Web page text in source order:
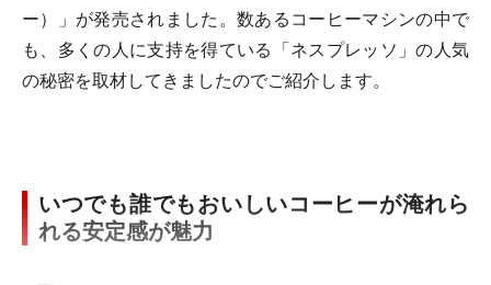
ー）」が発売されました。数あるコーヒーマシンの中で
も、多くの人に支持を得ている「ネスプレッソ」の人気
の秘密を取材してきましたのでご紹介します。
いつでも誰でもおいしいコーヒーが淹れら
れる安定感が魅力